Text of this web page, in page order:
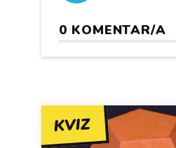
0 KOMENTAR/A
KVIZ